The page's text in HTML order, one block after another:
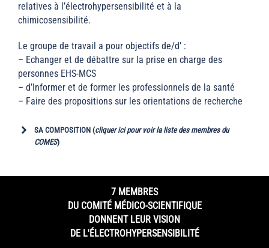
relatives à l’électrohypersensibilité et à la
chimicosensibilité.
Le groupe de travail a pour objectifs de/d’ :
– Echanger et de débattre sur la prise en charge des
personnes EHS-MCS
– d’Informer et de former les professionnels de la santé
– Faire des propositions sur les orientations de recherche
SA COMPOSITION (cliquer ici pour voir la liste des membres du
COMES)
7 MEMBRES
DU COMITÉ MÉDICO-SCIENTIFIQUE
DONNENT LEUR VISION
DE L'ÉLECTROHYPERSENSIBILITÉ